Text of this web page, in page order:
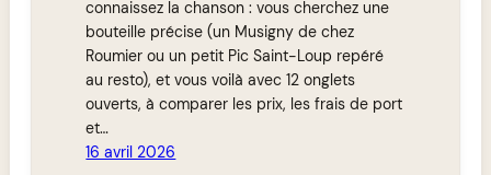
connaissez la chanson : vous cherchez une
bouteille précise (un Musigny de chez
Roumier ou un petit Pic Saint-Loup repéré
au resto), et vous voilà avec 12 onglets
ouverts, à comparer les prix, les frais de port
et…
16 avril 2026